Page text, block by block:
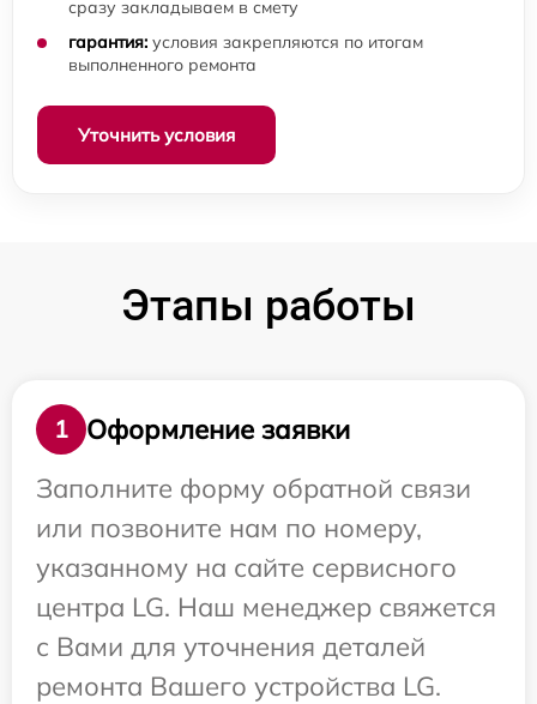
сразу закладываем в смету
гарантия: условия закрепляются по итогам
выполненного ремонта
Уточнить условия
Этапы работы
1
Оформление заявки
Заполните форму обратной связи
или позвоните нам по номеру,
указанному на сайте сервисного
центра LG. Наш менеджер свяжется
с Вами для уточнения деталей
ремонта Вашего устройства LG.